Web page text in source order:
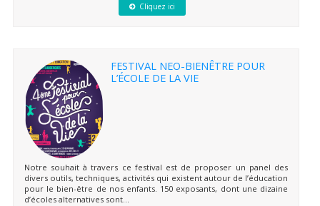
Cliquez ici
FESTIVAL NEO-BIENÊTRE POUR
L’ÉCOLE DE LA VIE
Notre souhait à travers ce festival est de proposer un panel des
divers outils, techniques, activités qui existent autour de l’éducation
pour le bien-être de nos enfants. 150 exposants, dont une dizaine
d’écoles alternatives sont...